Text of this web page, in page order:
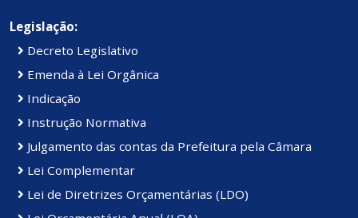
Legislação:
Decreto Legislativo
Emenda à Lei Orgânica
Indicação
Instrução Normativa
Julgamento das contas da Prefeitura pela Câmara
Lei Complementar
Lei de Diretrizes Orçamentárias (LDO)